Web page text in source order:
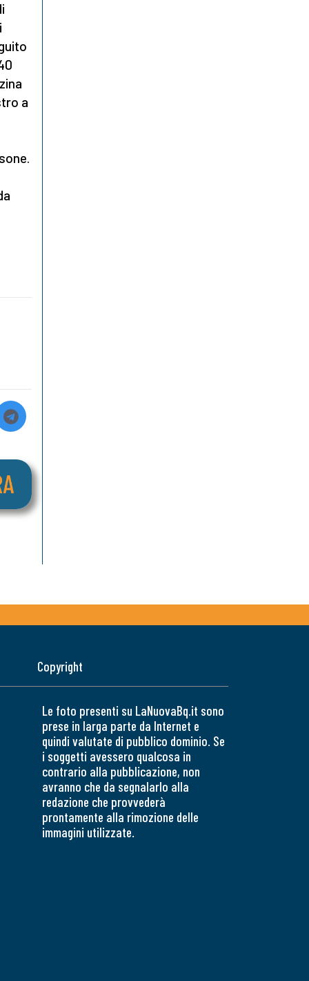
a
Copyright
Le foto presenti su LaNuovaBq.it sono
prese in larga parte da Internet e
quindi valutate di pubblico dominio. Se
i soggetti avessero qualcosa in
contrario alla pubblicazione, non
avranno che da segnalarlo alla
redazione che provvederà
prontamente alla rimozione delle
immagini utilizzate.